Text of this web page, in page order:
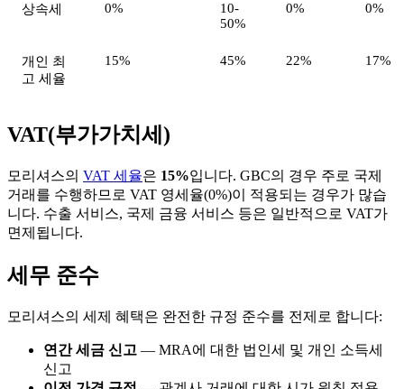
상속세 0%
10-
50%
0% 0%
개인 최
고 세율
15% 45% 22% 17%
VAT(부가가치세)
모리셔스의 VAT 세율은 15%입니다. GBC의 경우 주로 국제
거래를 수행하므로 VAT 영세율(0%)이 적용되는 경우가 많습
니다. 수출 서비스, 국제 금융 서비스 등은 일반적으로 VAT가
면제됩니다.
세무 준수
모리셔스의 세제 혜택은 완전한 규정 준수를 전제로 합니다:
연간 세금 신고 — MRA에 대한 법인세 및 개인 소득세
신고